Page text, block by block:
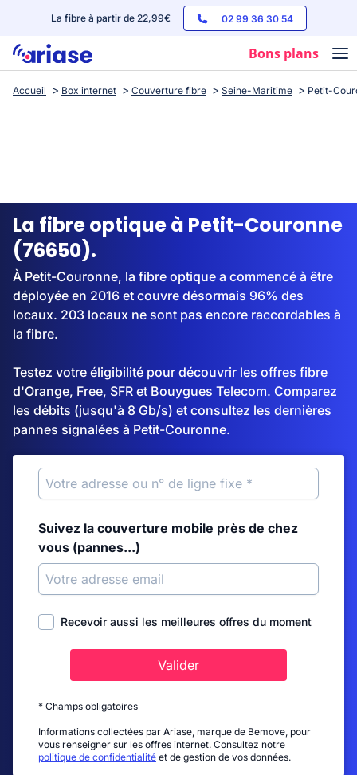
La fibre à partir de 22,99€ 02 99 36 30 54
Bons plans
Box internet
Streaming
Accueil Box internet Couverture fibre Seine-Maritime Petit-
La fibre optique à Petit-Couronne
(76650).
À Petit-Couronne, la fibre optique a commencé à être
déployée en 2016 et couvre désormais 96% des
locaux. 203 locaux ne sont pas encore raccordables à
la fibre.
Testez votre éligibilité pour découvrir les offres fibre
d'Orange, Free, SFR et Bouygues Telecom. Comparez
les débits (jusqu'à 8 Gb/s) et consultez les dernières
pannes signalées à Petit-Couronne.
Suivez la couverture mobile près de chez
vous (pannes...)
Recevoir aussi les meilleures offres du moment
Valider
* Champs obligatoires
Informations collectées par Ariase, marque de Bemove, pour
vous renseigner sur les offres internet. Consultez notre
politique de confidentialité et de gestion de vos données.